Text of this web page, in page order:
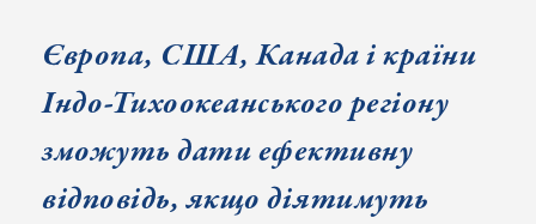
Європа, США, Канада і країни
Індо-Тихоокеанського регіону
зможуть дати ефективну
відповідь, якщо діятимуть